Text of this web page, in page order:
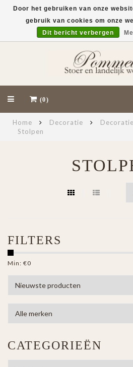
(0)
Home Decoratie
Stolpen
FILTERS
Min: €0
CATEGORIEËN
Door het gebruiken van onze
gebruik van cookies om onze
Dit bericht verbergen